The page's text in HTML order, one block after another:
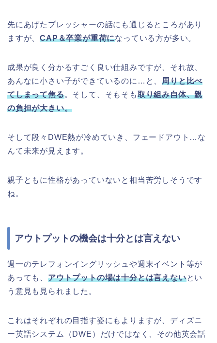
先にあげたプレッシャーの話にも通じるところがあり
ますが、CAP＆卒業が重荷になっている方が多い。
成果が良く分かるすごく良い仕組みですが、それ故、
あんなに小さい子ができているのに…と、周りと比べ
てしまって焦る。そして、そもそも取り組み自体、親
の負担が大きい。
そして段々DWE熱が冷めていき、フェードアウト…な
んて未来が見えます。
親子ともに性格があっていないと相当苦労しそうです
ね。
アウトプットの機会は十分とは言えない
週一のテレフォンイングリッシュや週末イベント等が
あっても、 アウトプットの場は十分とは言えないとい
う意見も見られました。
これはそれぞれの目指す姿にもよりますが、ディズニ
ー英語システム（DWE）だけではなく、その他英会話